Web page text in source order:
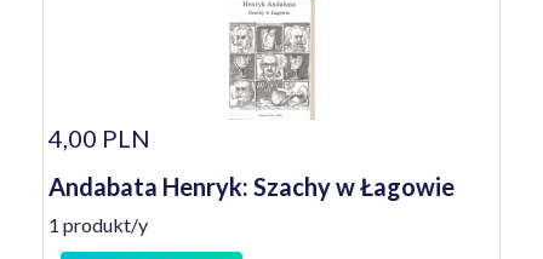
4,00 PLN
Andabata Henryk: Szachy w Łagowie
1 produkt/y